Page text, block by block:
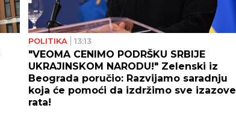
POLITIKA 13:13
"VEOMA CENIMO PODRŠKU SRBIJE
UKRAJINSKOM NARODU!" Zelenski iz
Beograda poručio: Razvijamo saradnju
koja će pomoći da izdržimo sve izazove
rata!